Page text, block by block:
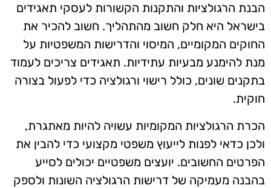
הבנת הרגולציות והתקנות הקשורות לעסקי תאגידים
בישראל היא חלק חשוב מהתהליך. חשוב להכיר את
החוקים המקומיים, המיסוי והדרישות המשפטיות על
מנת להימנע מבעיות עתידיות. תאגידים צריכים לעמוד
בתקנים שונים, כולל רישוי ורגולציה כדי לפעול בצורה
חוקית.
הכרת הרגולציות המקומיות עשויה להיות מאתגרת,
ולכן כדאי לפנות לייעוץ משפטי מקצועי כדי להבין את
הפרטים החשובים. יועצים משפטיים יכולים לסייע
בהבנה מעמיקה של דרישות הרגולציה השונות ולספק